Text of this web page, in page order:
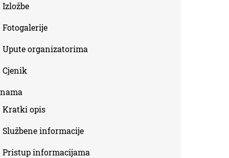
Izložbe
Fotogalerije
Upute organizatorima
Cjenik
Kratki opis
Službene informacije
Pristup informacijama